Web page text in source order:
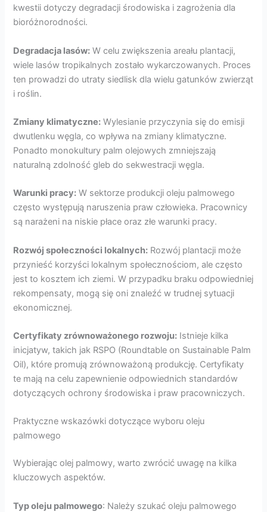
kwestii dotyczy degradacji środowiska i zagrożenia dla
bioróżnorodności.
Degradacja lasów: W celu zwiększenia areału plantacji,
wiele lasów tropikalnych zostało wykarczowanych. Proces
ten prowadzi do utraty siedlisk dla wielu gatunków zwierząt
i roślin.
Zmiany klimatyczne: Wylesianie przyczynia się do emisji
dwutlenku węgla, co wpływa na zmiany klimatyczne.
Ponadto monokultury palm olejowych zmniejszają
naturalną zdolność gleb do sekwestracji węgla.
Warunki pracy: W sektorze produkcji oleju palmowego
często występują naruszenia praw człowieka. Pracownicy
są narażeni na niskie płace oraz złe warunki pracy.
Rozwój społeczności lokalnych: Rozwój plantacji może
przynieść korzyści lokalnym społecznościom, ale często
jest to kosztem ich ziemi. W przypadku braku odpowiedniej
rekompensaty, mogą się oni znaleźć w trudnej sytuacji
ekonomicznej.
Certyfikaty zrównoważonego rozwoju: Istnieje kilka
inicjatyw, takich jak RSPO (Roundtable on Sustainable Palm
Oil), które promują zrównoważoną produkcję. Certyfikaty
te mają na celu zapewnienie odpowiednich standardów
dotyczących ochrony środowiska i praw pracowniczych.
Praktyczne wskazówki dotyczące wyboru oleju
palmowego
Wybierając olej palmowy, warto zwrócić uwagę na kilka
kluczowych aspektów.
Typ oleju palmowego: Należy szukać oleju palmowego